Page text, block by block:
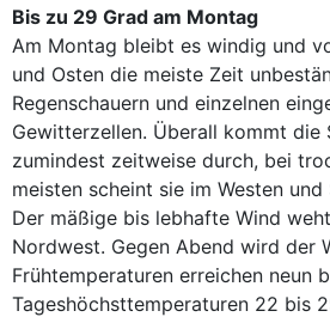
Bis zu 29 Grad am Montag
Am Montag bleibt es windig und
und Osten die meiste Zeit
Regenschauern und einzelnen
Gewitterzellen. Überall kommt die
zumindest zeitweise durch, bei
meisten scheint sie im Westen und
Der mäßige bis lebhafte Wind
Nordwest. Gegen Abend wird der
Frühtemperaturen erreichen neun
Tageshöchsttemperaturen 22 bis